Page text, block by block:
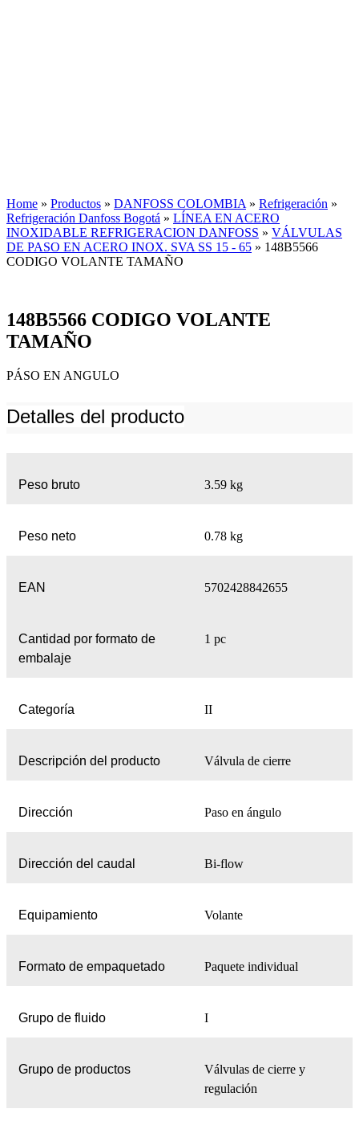
Home » Productos » DANFOSS COLOMBIA » Refrigeración »
Refrigeración Danfoss Bogotá » LÍNEA EN ACERO
INOXIDABLE REFRIGERACION DANFOSS » VÁLVULAS
DE PASO EN ACERO INOX. SVA SS 15 - 65 » 148B5566
CODIGO VOLANTE TAMAÑO
148B5566 CODIGO VOLANTE
TAMAÑO
PÁSO EN ANGULO
Detalles del producto
Peso bruto 3.59 kg
Peso neto 0.78 kg
EAN 5702428842655
Cantidad por formato de
embalaje
1 pc
Categoría II
Descripción del producto Válvula de cierre
Dirección Paso en ángulo
Dirección del caudal Bi-flow
Equipamiento Volante
Formato de empaquetado Paquete individual
Grupo de fluido I
Grupo de productos
Válvulas de cierre y
regulación